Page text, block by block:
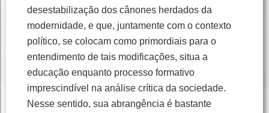
desestabilização dos cânones herdados da
modernidade, e que, juntamente com o contexto
político, se colocam como primordiais para o
entendimento de tais modificações, situa a
educação enquanto processo formativo
imprescindível na análise crítica da sociedade.
Nesse sentido, sua abrangência é bastante